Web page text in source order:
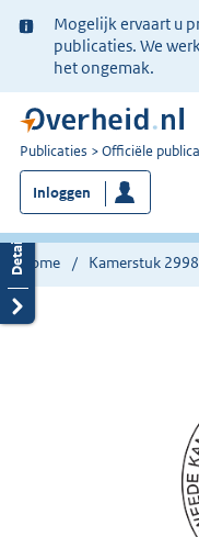
Ter
informatie:
Mogelijk ervaart u
publicaties. We
het ongemak.
U
bent
nu
hier:
Publicaties Officiële
Inloggen
Home Kamerstuk